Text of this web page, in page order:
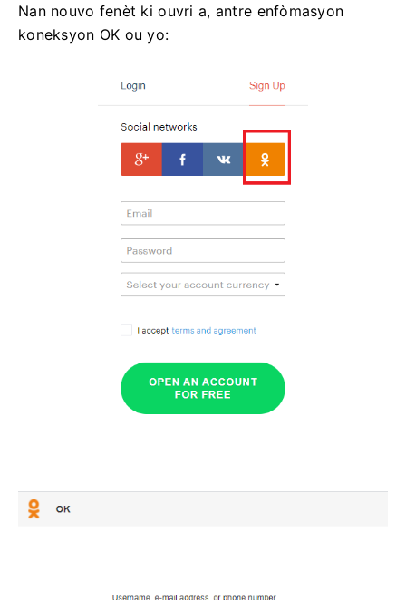
Nan nouvo fenèt ki ouvri a, antre enfòmasyon
koneksyon OK ou yo: